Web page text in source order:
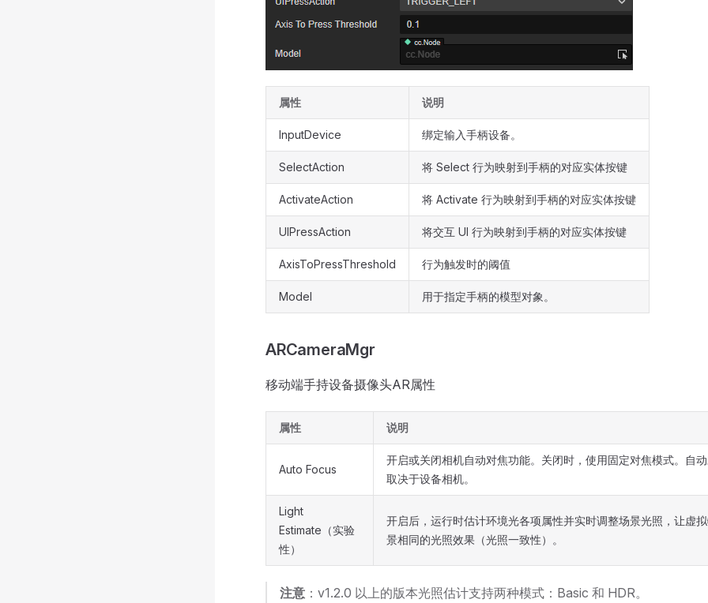
属性 说明
InputDevice 绑定输入手柄设备。
SelectAction 将 Select 行为映射到手柄的对应实体按键
ActivateAction 将 Activate 行为映射到手柄的对应实体按键
UIPressAction 将交互 UI 行为映射到手柄的对应实体按键
AxisToPressThreshold 行为触发时的阈值
Model 用于指定手柄的模型对象。
ARCameraMgr
移动端手持设备摄像头AR属性
属性 说明
Auto Focus
开启或关闭相机自动对焦功能。关闭时，使用固定对焦模式。自
取决于设备相机。
Light
Estimate（实验
性）
开启后，运行时估计环境光各项属性并实时调整场景光照，让虚
景相同的光照效果（光照一致性）。
注意 ：v1.2.0 以上的版本光照估计支持两种模式：Basic 和 HDR。